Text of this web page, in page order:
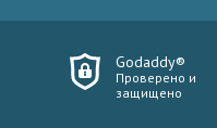
Godaddy®
Проверено и
защищено